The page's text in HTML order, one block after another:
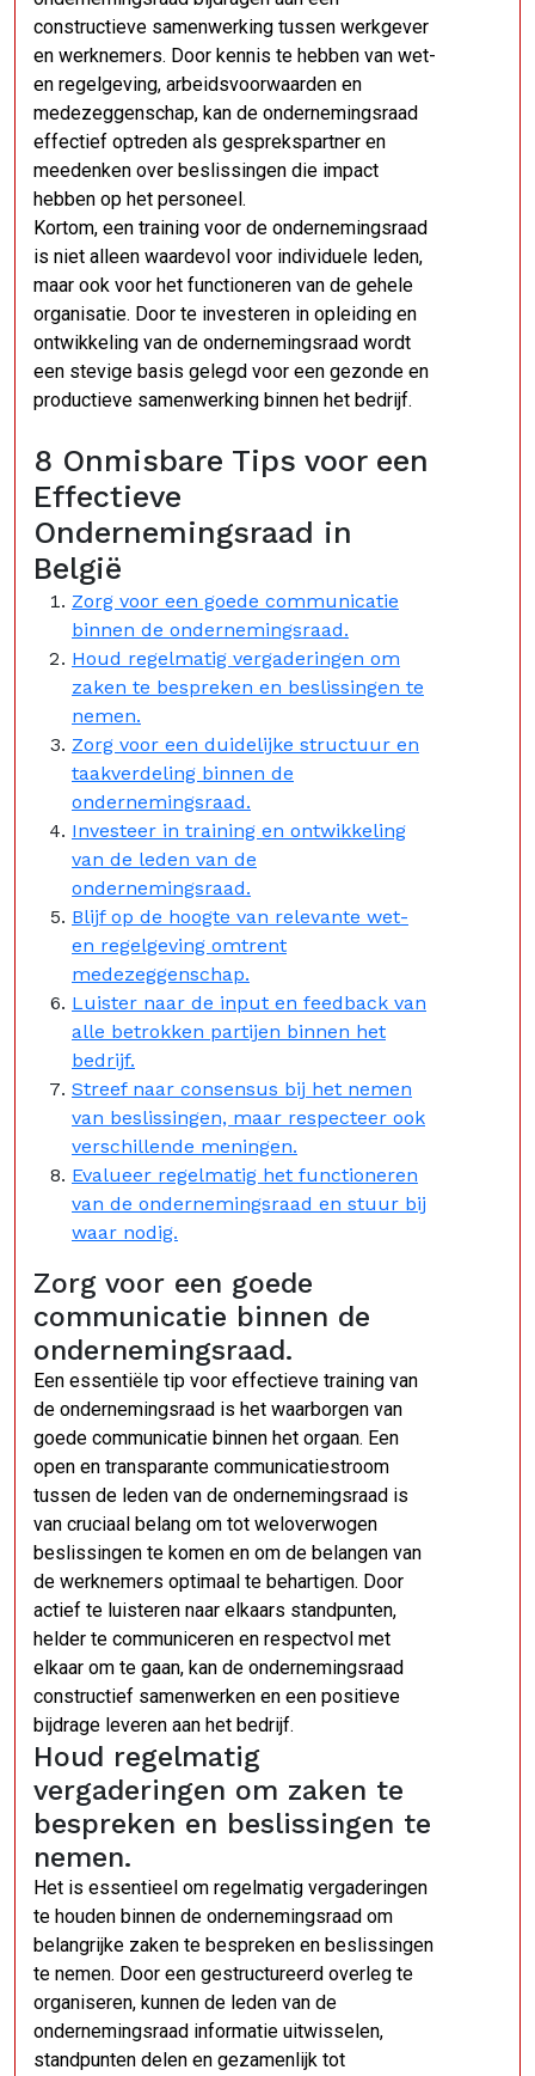
constructieve samenwerking tussen werkgever
en werknemers. Door kennis te hebben van wet-
en regelgeving, arbeidsvoorwaarden en
medezeggenschap, kan de ondernemingsraad
effectief optreden als gesprekspartner en
meedenken over beslissingen die impact
hebben op het personeel.
Kortom, een training voor de ondernemingsraad
is niet alleen waardevol voor individuele leden,
maar ook voor het functioneren van de gehele
organisatie. Door te investeren in opleiding en
ontwikkeling van de ondernemingsraad wordt
een stevige basis gelegd voor een gezonde en
productieve samenwerking binnen het bedrijf.
8 Onmisbare Tips voor een
Effectieve
Ondernemingsraad in
België
Zorg voor een goede communicatie
binnen de ondernemingsraad.
Houd regelmatig vergaderingen om
zaken te bespreken en beslissingen te
nemen.
Zorg voor een duidelijke structuur en
taakverdeling binnen de
ondernemingsraad.
Investeer in training en ontwikkeling
van de leden van de
ondernemingsraad.
Blijf op de hoogte van relevante wet-
en regelgeving omtrent
medezeggenschap.
Luister naar de input en feedback van
alle betrokken partijen binnen het
bedrijf.
Streef naar consensus bij het nemen
van beslissingen, maar respecteer ook
verschillende meningen.
Evalueer regelmatig het functioneren
van de ondernemingsraad en stuur bij
waar nodig.
Zorg voor een goede
communicatie binnen de
ondernemingsraad.
Een essentiële tip voor effectieve training van
de ondernemingsraad is het waarborgen van
goede communicatie binnen het orgaan. Een
open en transparante communicatiestroom
tussen de leden van de ondernemingsraad is
van cruciaal belang om tot weloverwogen
beslissingen te komen en om de belangen van
de werknemers optimaal te behartigen. Door
actief te luisteren naar elkaars standpunten,
helder te communiceren en respectvol met
elkaar om te gaan, kan de ondernemingsraad
constructief samenwerken en een positieve
bijdrage leveren aan het bedrijf.
Houd regelmatig
vergaderingen om zaken te
bespreken en beslissingen te
nemen.
Het is essentieel om regelmatig vergaderingen
te houden binnen de ondernemingsraad om
belangrijke zaken te bespreken en beslissingen
te nemen. Door een gestructureerd overleg te
organiseren, kunnen de leden van de
ondernemingsraad informatie uitwisselen,
standpunten delen en gezamenlijk tot